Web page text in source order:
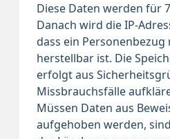
Diese Daten werden für
Danach wird die IP-
dass ein
herstellbar ist. Die
erfolgt aus
Missbrauchsfälle
Müssen Daten aus
aufgehoben werden,